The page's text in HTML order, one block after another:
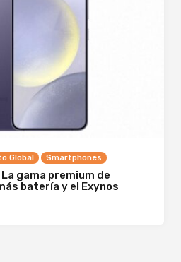
Global Smartphones
gama premium de
batería y el Exynos